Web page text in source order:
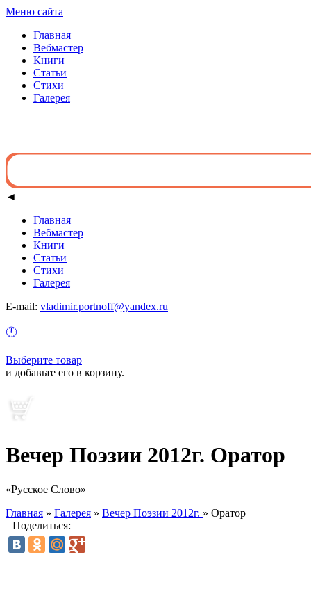
Меню сайта
Главная
Вебмастер
Книги
Статьи
Стихи
Галерея
◄
Главная
Вебмастер
Книги
Статьи
Стихи
Галерея
E-mail: vladimir.portnoff@yandex.ru
🕛
Выберите товар
и добавьте его в корзину.
Вечер Поэзии 2012г. Оратор
«Русское Слово»
Главная » Галерея » Вечер Поэзии 2012г. » Оратор
Поделиться: